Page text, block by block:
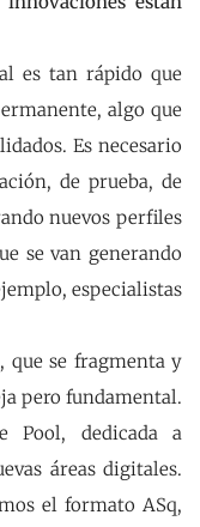
es tan rápido que
algo que
Es necesario
de prueba, de
nuevos perfiles
se van generando
especialistas
que se fragmenta y
pero fundamental.
Pool, dedicada a
áreas digitales.
el formato ASq,